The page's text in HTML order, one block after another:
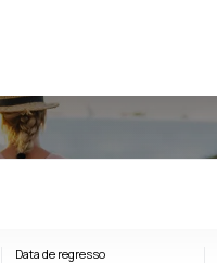
Data de regresso